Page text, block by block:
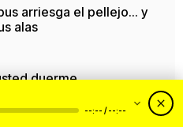
arriesga el pellejo... y
alas
duerme
don Roberto, vea lo
con sus pasajeros
--:-- / --:--